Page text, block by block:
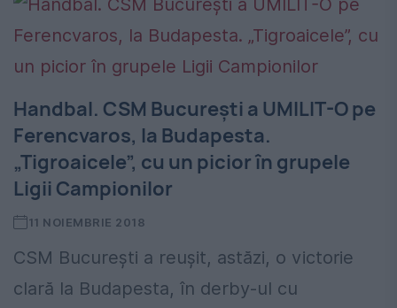
Handbal. CSM București a UMILIT-O pe
Ferencvaros, la Budapesta.
„Tigroaicele”, cu un picior în grupele
Ligii Campionilor
11 NOIEMBRIE 2018
CSM București a reușit, astăzi, o victorie
clară la Budapesta, în derby-ul cu